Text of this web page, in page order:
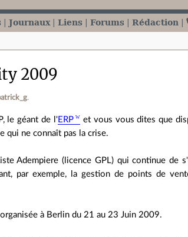
Journaux Liens Forums Rédaction
2009
.
le géant de l'ERP
et vous vous dites que
qui ne connaît pas la crise.
Adempiere (licence GPL) qui continue de
par exemple, la gestion de points de
à Berlin du 21 au 23 Juin 2009.